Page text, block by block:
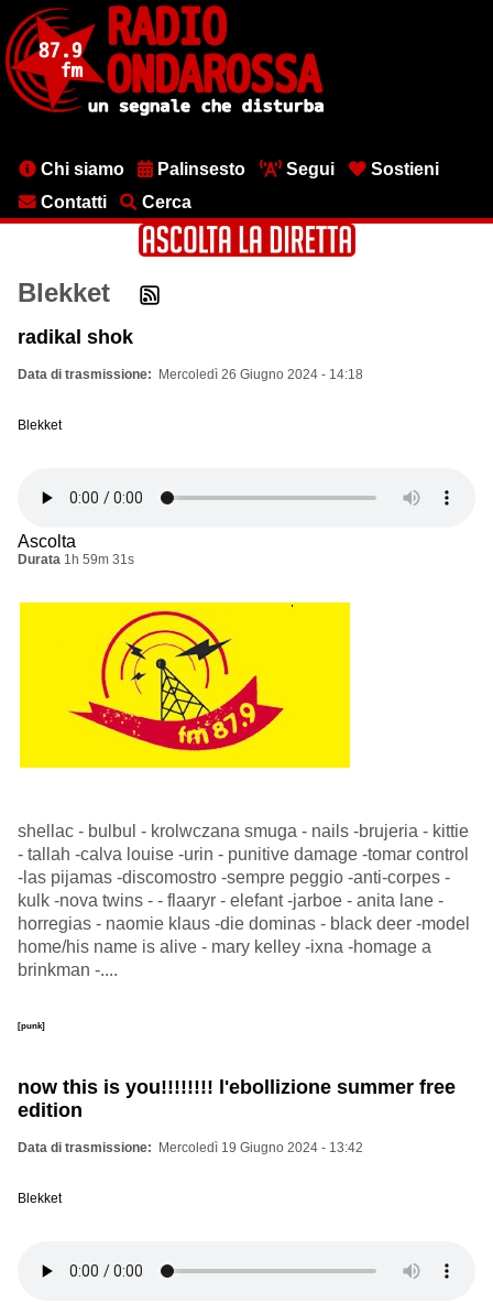
contenuto
principale
MenuChi siamo Palinsesto Segui
Sostieni
Contatti
Cerca
Blekket
radikal shok
Data di trasmissione Mercoledì 26 Giugno 2024 - 14:18
Blekket
Ascolta
Durata 1h 59m 31s
shellac - bulbul - krolwczana smuga - nails -brujeria - kittie
- tallah -calva louise -urin - punitive damage -tomar control
-las pijamas -discomostro -sempre peggio -anti-corpes -
kulk -nova twins - - flaaryr - elefant -jarboe - anita lane -
horregias - naomie klaus -die dominas - black deer -model
home/his name is alive - mary kelley -ixna -homage a
brinkman -....
[punk]
now this is you!!!!!!!! l'ebollizione summer free
edition
Data di trasmissione Mercoledì 19 Giugno 2024 - 13:42
Blekket